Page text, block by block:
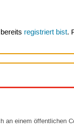
registriert bist.
an einem öffentlichen